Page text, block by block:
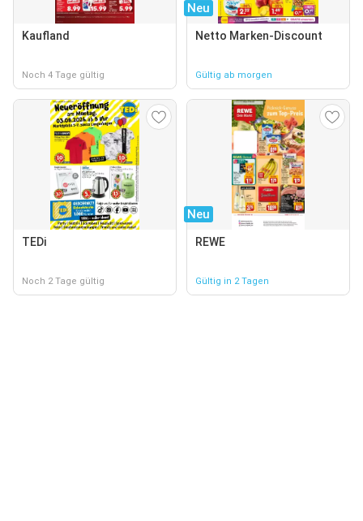
Kaufland
Noch 4 Tage gültig
Neu
Netto Marken-Discount
Gültig ab morgen
TEDi
Noch 2 Tage gültig
Neu
REWE
Gültig in 2 Tagen